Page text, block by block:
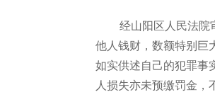
经山阳区人民法院
他人钱财，数额特别巨
如实供述自己的犯罪事
人损失亦未预缴罚金